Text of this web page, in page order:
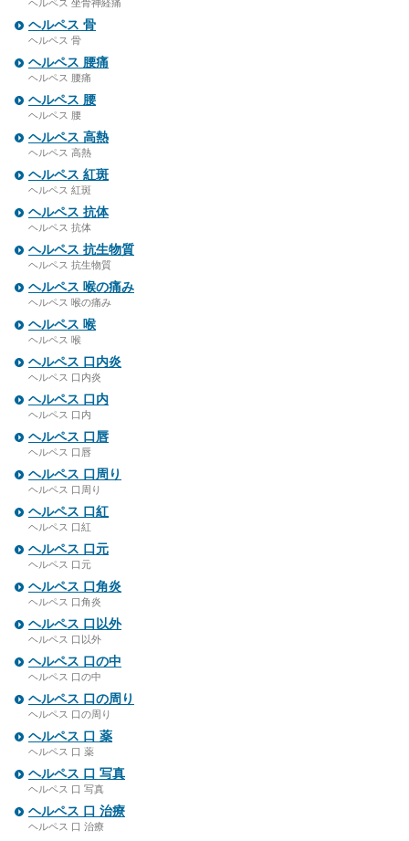
ヘルペス 坐骨神経痛
ヘルペス 骨
ヘルペス 骨
ヘルペス 腰痛
ヘルペス 腰痛
ヘルペス 腰
ヘルペス 腰
ヘルペス 高熱
ヘルペス 高熱
ヘルペス 紅斑
ヘルペス 紅斑
ヘルペス 抗体
ヘルペス 抗体
ヘルペス 抗生物質
ヘルペス 抗生物質
ヘルペス 喉の痛み
ヘルペス 喉の痛み
ヘルペス 喉
ヘルペス 喉
ヘルペス 口内炎
ヘルペス 口内炎
ヘルペス 口内
ヘルペス 口内
ヘルペス 口唇
ヘルペス 口唇
ヘルペス 口周り
ヘルペス 口周り
ヘルペス 口紅
ヘルペス 口紅
ヘルペス 口元
ヘルペス 口元
ヘルペス 口角炎
ヘルペス 口角炎
ヘルペス 口以外
ヘルペス 口以外
ヘルペス 口の中
ヘルペス 口の中
ヘルペス 口の周り
ヘルペス 口の周り
ヘルペス 口 薬
ヘルペス 口 薬
ヘルペス 口 写真
ヘルペス 口 写真
ヘルペス 口 治療
ヘルペス 口 治療